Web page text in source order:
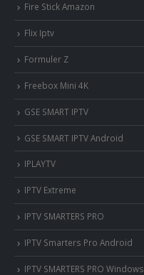
Fire Stick Amazon
Flix Iptv
Formuler Z
Freebox Mini 4K
‎GSE SMART IPTV
GSE SMART IPTV Android
IPLAYTV
IPTV Extreme
IPTV SMARTERS PRO
IPTV Smarters Pro Android
IPTV SMARTERS PRO Windows